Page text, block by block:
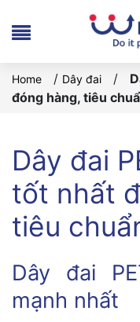
Home / Dây đai /
đóng hàng, tiêu
Dây đai
tốt nhất
tiêu
Dây đai
mạnh nhất